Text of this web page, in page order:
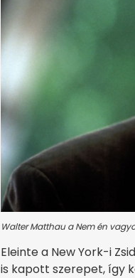
Walter Matthau a Nem én
Eleinte a New York-i
is kapott szerepet, így